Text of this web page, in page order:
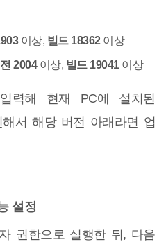
이상, 빌드 18362 이상
2004 이상, 빌드 19041 이상
력해 현재 PC에 설치된
서 해당 버전 아래라면 업
설정
권한으로 실행한 뒤, 다음